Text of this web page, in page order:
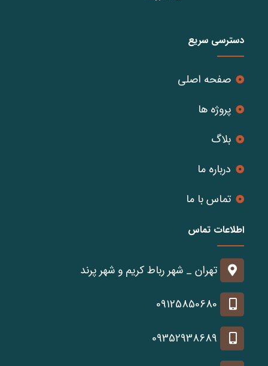
دسترسی سریع
صفحه اصلی
پروژه ها
بلاگ
درباره ما
تماس با ما
اطلاعات تماس
تهران _ شهر رباط کریم و شهر پرند
09125850680
09352938689